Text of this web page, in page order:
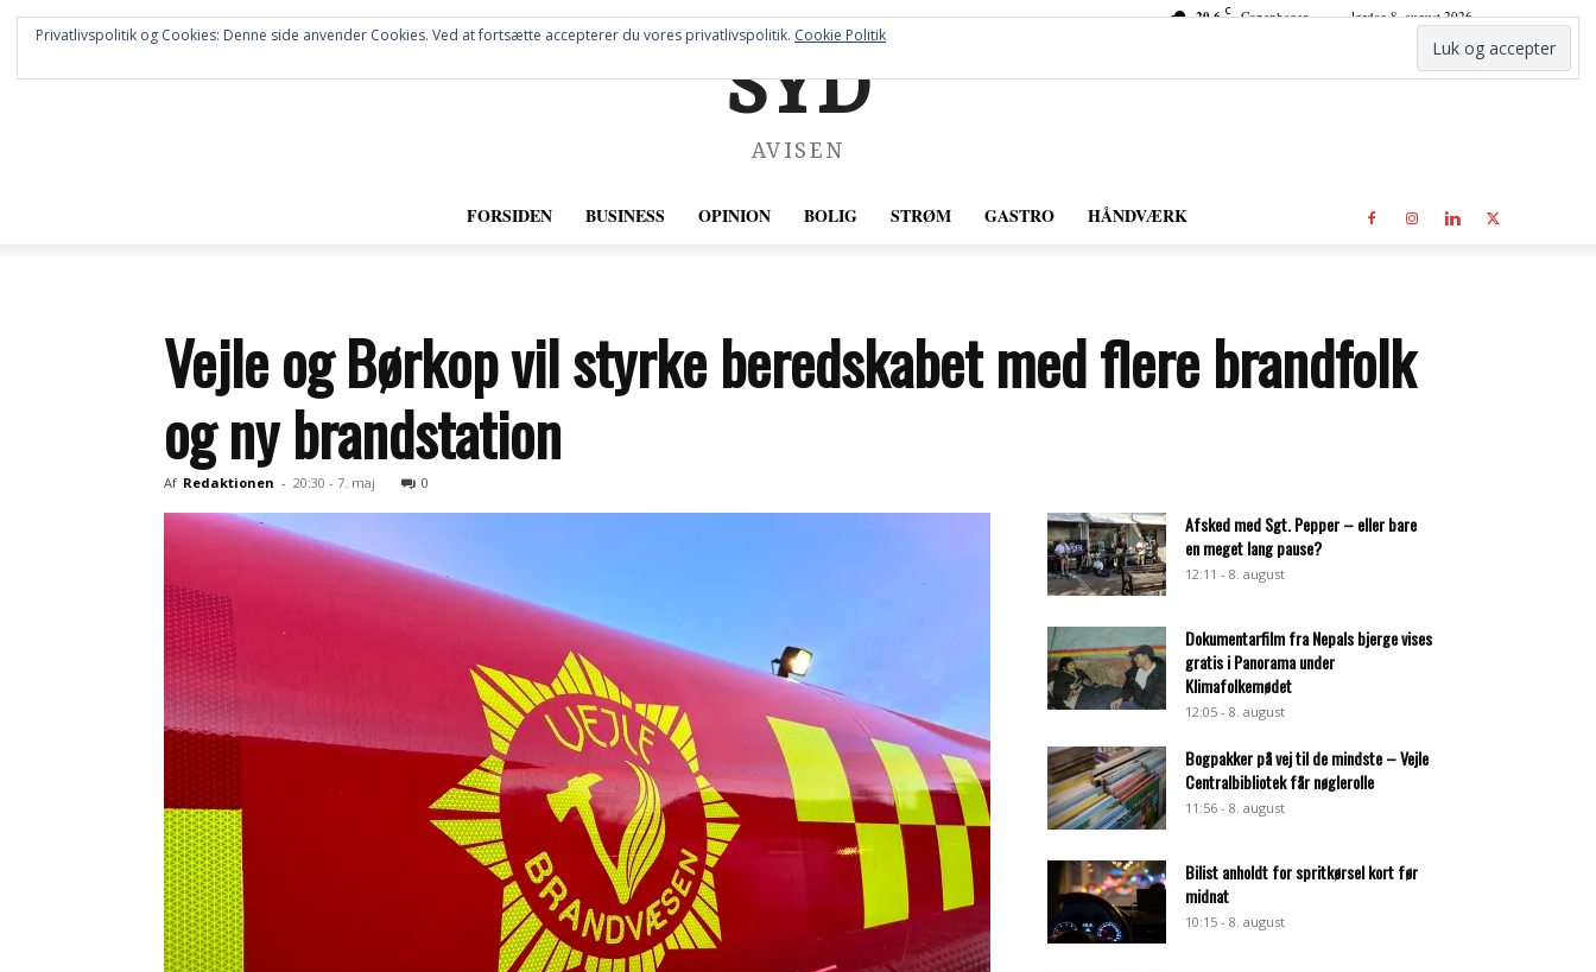
20.6 C Copenhagen lørdag 8. august 2026
SYD
AVISEN
FORSIDEN BUSINESS OPINION BOLIG STRØM GASTRO HÅNDVÆRK
Vejle og Børkop vil styrke beredskabet med flere brandfolk
og ny brandstation
Af Redaktionen - 20:30 - 7. maj 0
Afsked med Sgt. Pepper – eller bare
en meget lang pause?
12:11 - 8. august
Dokumentarfilm fra Nepals bjerge vises
gratis i Panorama under
Klimafolkemødet
12:05 - 8. august
Bogpakker på vej til de mindste – Vejle
Centralbibliotek får nøglerolle
11:56 - 8. august
Bilist anholdt for spritkørsel kort før
midnat
10:15 - 8. august
Privatlivspolitik og Cookies: Denne side anvender Cookies. Ved at fortsætte accepterer du vores privatlivspolitik. Cookie Politik